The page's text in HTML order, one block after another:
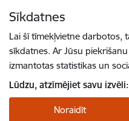
Sīkdatnes
Lai šī tīmekļvietne darbotos,
sīkdatnes. Ar Jūsu
izmantotas statistikas un
Lūdzu, atzīmējiet savu izvēli:
Noraidīt